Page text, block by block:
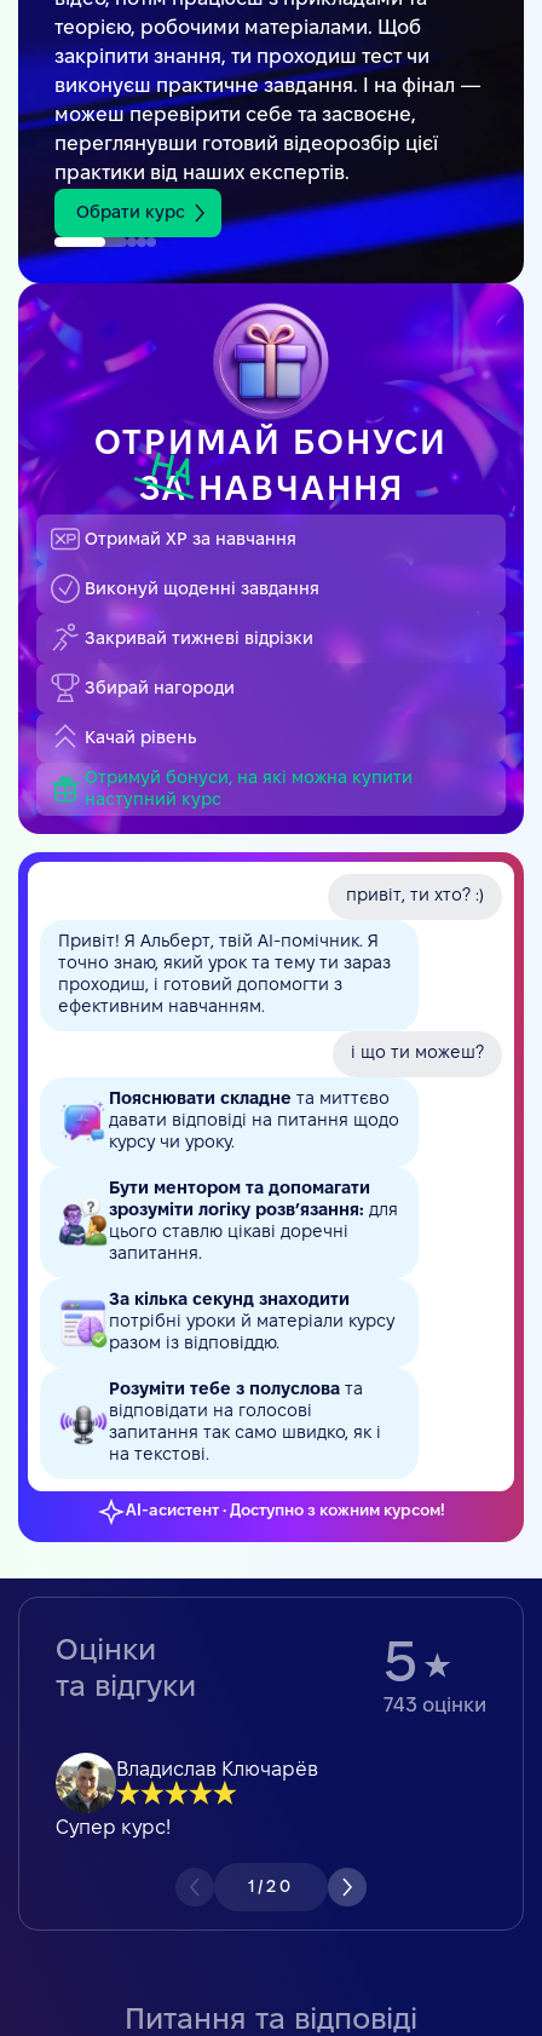
теорією, робочими матеріалами. Щоб
закріпити знання, ти проходиш тест чи
виконуєш практичне завдання. І на фінал —
можеш перевірити себе та засвоєне,
переглянувши готовий відеорозбір цієї
практики від наших експертів.
Обрати курс
ОТРИМАЙ БОНУСИ
ЗАНАВЧАННЯ
Отримай XP за навчання
Виконуй щоденні завдання
Закривай тижневі відрізки
Збирай нагороди
Качай рівень
Отримуй бонуси, на які можна купити
наступний курс
привіт, ти хто? :)
Привіт! Я Альберт, твій AI-помічник. Я
точно знаю, який урок та тему ти зараз
проходиш, і готовий допомогти з
ефективним навчанням.
і що ти можеш?
Пояснювати складне та миттєво
давати відповіді на питання щодо
курсу чи уроку.
Бути ментором та допомагати
зрозуміти логіку розв’язання: для
цього ставлю цікаві доречні
запитання.
За кілька секунд знаходити
потрібні уроки й матеріали курсу
разом із відповіддю.
Розуміти тебе з полуслова та
відповідати на голосові
запитання так само швидко, як і
на текстові.
AI-асистент • Доступно з кожним курсом!
Оцінки
та відгуки
5
743 оцінки
Владислав Ключарёв
Супер курс!
1 / 20
Питання та відповіді